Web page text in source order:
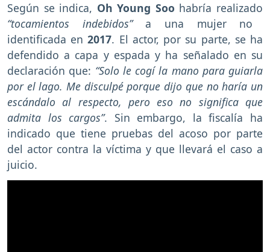
Según se indica, Oh Young Soo habría realizado
“tocamientos indebidos”a una mujer no
identificada en2017. El actor, por su parte, se ha
defendido a capa y espada y ha señalado en su
declaración que: “Solo le cogí la mano para guiarla
por el lago. Me disculpé porque dijo que no haría un
escándalo al respecto, pero eso no significa que
admita los cargos”. Sin embargo, la fiscalía ha
indicado que tiene pruebas del acoso por parte
del actor contra la víctima y que llevará el caso a
juicio.